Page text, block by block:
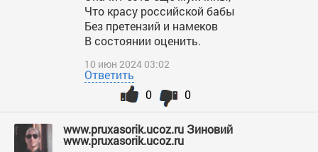
Что красу российской бабы
Без претензий и намеков
В состоянии оценить.
10 июн 2024 03:02
Ответить
0
0
www.pruxasorik.ucoz.ru Зиновий
www.pruxasorik.ucoz.ru